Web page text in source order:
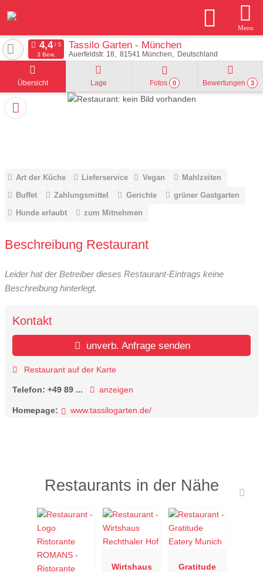
Menu
Tassilo Garten - München
Auerfeldstr. 18 81541 München Deutschland
3 Bew.
Übersicht Lage Fotos 0 Bewertungen 3
Art der Küche Lieferservice Vegan
Mahlzeiten
Buffet
Zahlungsmittel Gerichte
grüner Gastgarten
Hunde erlaubt
zum Mitnehmen
Beschreibung Restaurant
Leider hat der Betreiber dieses Restaurant-Eintrags keine
Beschreibung hinterlegt.
Kontakt
unverb. Anfrage senden
Restaurant auf der Karte
Telefon: +49 89 ... anzeigen
Homepage: www.tassilogarten.de/
Restaurants in der Nähe
Wirtshaus
Gratitude